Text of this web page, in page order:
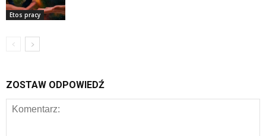
Etos pracy
ZOSTAW ODPOWIEDŹ